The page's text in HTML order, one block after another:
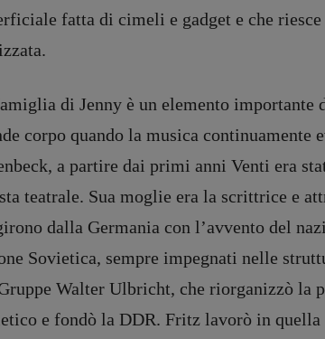
Antonella Marrone
fatta di cimeli e gadget e che
di Jenny è un elemento importante
corpo quando la musica continuamente
a partire dai primi anni Venti era
teatrale. Sua moglie era la scrittrice e
dalla Germania con l’avvento del
Sovietica, sempre impegnati nelle
Walter Ulbricht, che riorganizzò la
e fondò la DDR. Fritz lavorò in